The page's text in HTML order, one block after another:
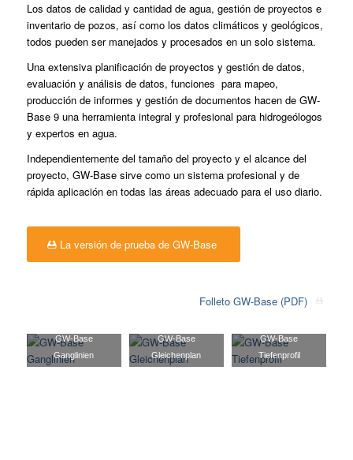
Los datos de calidad y cantidad de agua, gestión de proyectos e
inventario de pozos, así como los datos climáticos y geológicos,
todos pueden ser manejados y procesados ​​en un solo sistema.
Una extensiva planificación de proyectos y gestión de datos,
evaluación y análisis de datos, funciones para mapeo,
producción de informes y gestión de documentos hacen de GW-
Base 9 una herramienta integral y profesional para hidrogeólogos
y expertos en agua.
Independientemente del tamaño del proyecto y el alcance del
proyecto, GW-Base sirve como un sistema profesional y de
rápida aplicación en todas las áreas adecuado para el uso diario.
La versión de prueba de GW-Base
Folleto GW-Base (PDF)
GW-Base
Ganglinien
GW-Base
Gleichenplan
GW-Base
Tiefenprofil